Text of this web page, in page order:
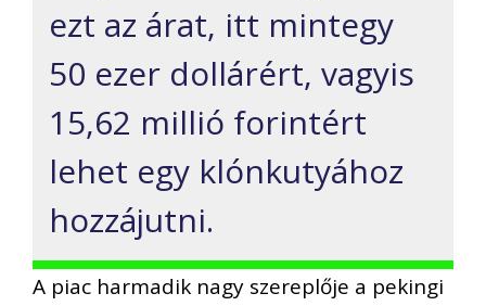
ezt az árat, itt mintegy
50 ezer dollárért, vagyis
15,62 millió forintért
lehet egy klónkutyához
hozzájutni.
A piac harmadik nagy szereplője a pekingi